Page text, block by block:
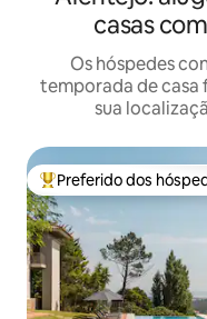
casas
Os hóspedes
temporada de casa
sua
Entre os melhores
Preferido dos